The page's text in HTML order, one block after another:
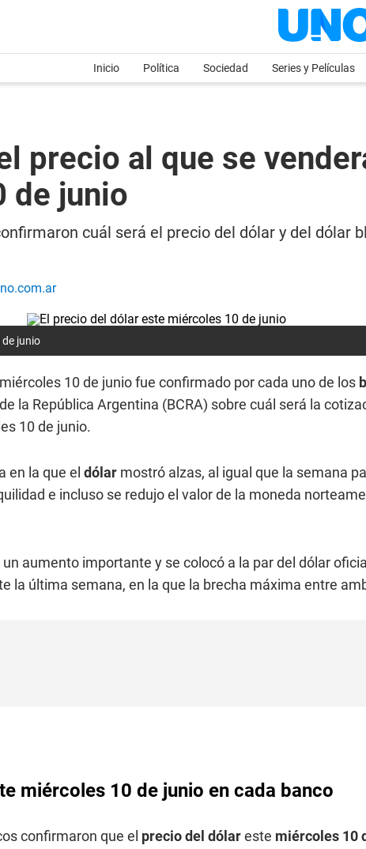
Inicio Política Sociedad Series y Películas
precio al que se
de junio
cuál será el precio del dólar y del dólar
de junio
10 de junio fue confirmado por cada uno de los
la República Argentina (BCRA) sobre cuál será la
10 de junio.
en la que el dólar mostró alzas, al igual que la semana
e incluso se redujo el valor de la moneda
un aumento importante y se colocó a la par del dólar
la última semana, en la que la brecha máxima entre
miércoles 10 de junio en cada banco
confirmaron que el precio del dólareste miércoles 10